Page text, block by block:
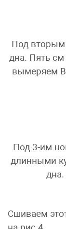
Под вторым
дна. Пять
вымеряем
Под 3-им
длинными
Сшиваем